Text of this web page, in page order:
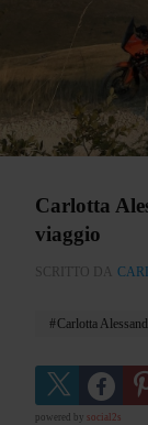
Carlotta
viaggio
SCRITTO DA
Carlotta
powered by social2s